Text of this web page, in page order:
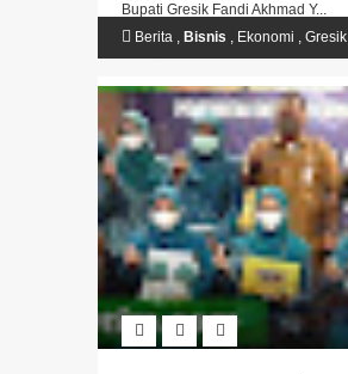
Bupati Gresik Fandi Akhmad Y...
Berita , Bisnis , Ekonomi , Gresik